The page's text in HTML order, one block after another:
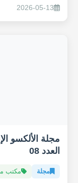
2026-05-13
العدد 08
مجلة مكتب